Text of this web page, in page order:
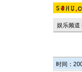
娱乐频道
时间：